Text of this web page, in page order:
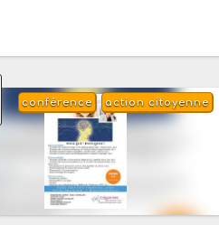
action citoyenne
conférence